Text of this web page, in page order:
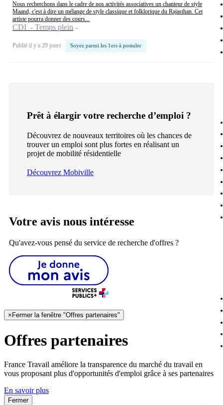
Nous recherchons dans le cadre de nos activités associatives un chanteur de style
Maand, c'est à dire un mélange de style classique et folklorique du Rajasthan. Cet
artiste pourra donner des cours...
CDI - Temps plein
Publié il y a 29 jours Soyez parmi les 1ers à postuler
Prêt à élargir votre recherche d’emploi ?
Découvrez de nouveaux territoires où les chances de
trouver un emploi sont plus fortes en réalisant un
projet de mobilité résidentielle
Découvrez Mobiville
Votre avis nous intéresse
Qu'avez-vous pensé du service de recherche d'offres ?
× Fermer la fenêtre "Offres partenaires"
Offres partenaires
France Travail améliore la transparence du marché du travail en
vous proposant plus d'opportunités d'emploi grâce à ses partenaires
En savoir plus
Fermer